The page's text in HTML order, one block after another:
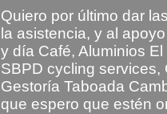
Quiero por último dar
la asistencia, y al
y día Café, Aluminios
SBPD cycling services,
Gestoría Taboada
que espero que estén